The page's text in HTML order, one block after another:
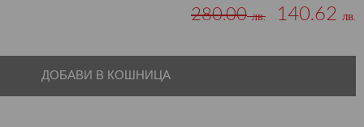
280.00лв. 140.62 лв.
ДОБАВИ В КОШНИЦА